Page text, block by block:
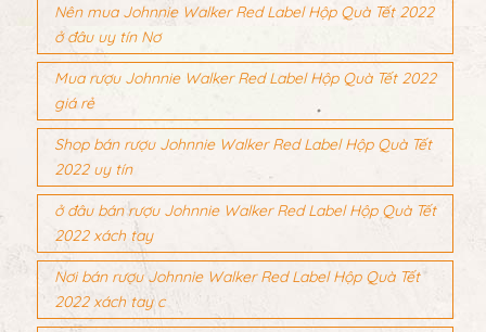
Nên mua Johnnie Walker Red Label Hộp Quà Tết 2022
ở đâu uy tín Nơ
Mua rượu Johnnie Walker Red Label Hộp Quà Tết 2022
giá rẻ
Shop bán rượu Johnnie Walker Red Label Hộp Quà Tết
2022 uy tín
ở đâu bán rượu Johnnie Walker Red Label Hộp Quà Tết
2022 xách tay
Nơi bán rượu Johnnie Walker Red Label Hộp Quà Tết
2022 xách tay c